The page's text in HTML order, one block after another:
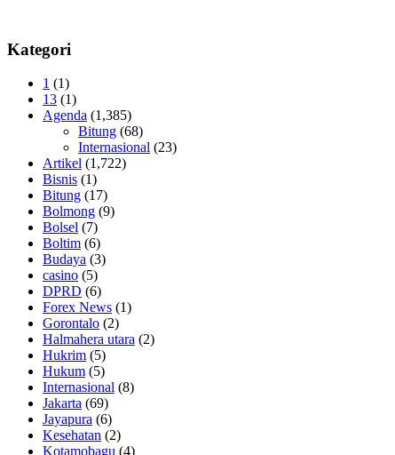
Kategori
1 (1)
13 (1)
Agenda (1,385)
Bitung (68)
Internasional (23)
Artikel (1,722)
Bisnis (1)
Bitung (17)
Bolmong (9)
Bolsel (7)
Boltim (6)
Budaya (3)
casino (5)
DPRD (6)
Forex News (1)
Gorontalo (2)
Halmahera utara (2)
Hukrim (5)
Hukum (5)
Internasional (8)
Jakarta (69)
Jayapura (6)
Kesehatan (2)
Kotamobagu (4)